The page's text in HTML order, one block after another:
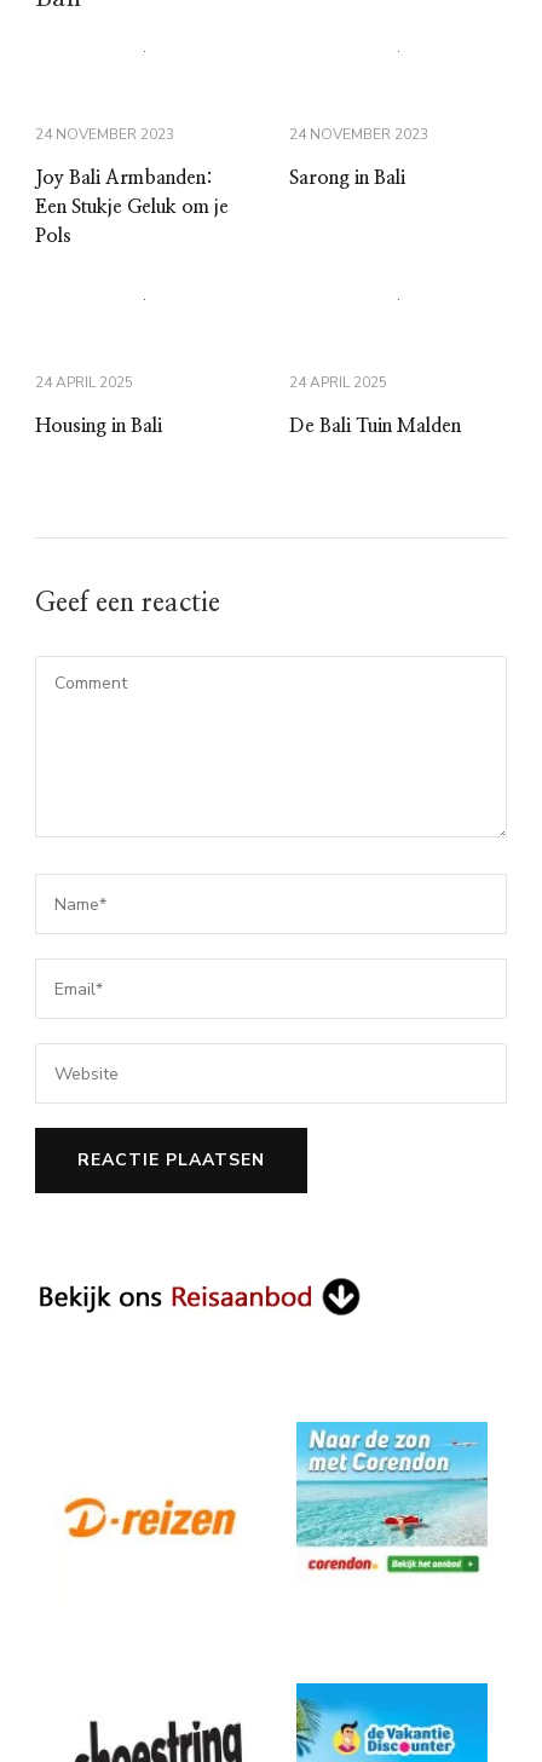
24 NOVEMBER 2023
Joy Bali Armbanden:
Een Stukje Geluk om je
Pols
24 NOVEMBER 2023
Sarong in Bali
24 APRIL 2025
Housing in Bali
24 APRIL 2025
De Bali Tuin Malden
Geef een reactie